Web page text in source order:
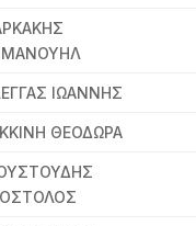
ΙΩΑΝΝΗΣ
ΘΕΟΔΩΡΑ